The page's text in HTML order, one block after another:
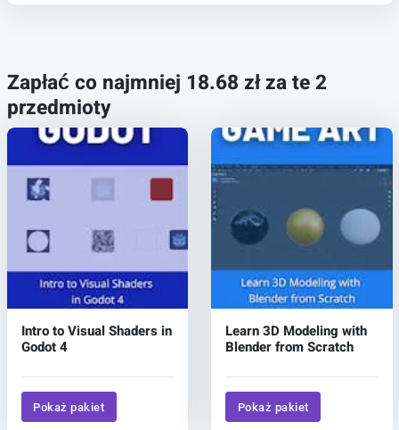
Zapłać co najmniej 18.68 zł za te 2
przedmioty
Intro to Visual Shaders in
Godot 4
Pokaż pakiet
Learn 3D Modeling with
Blender from Scratch
Pokaż pakiet